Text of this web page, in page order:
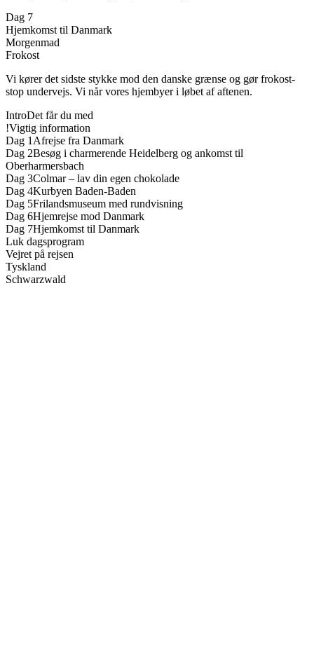
Dag 7
Hjemkomst til Danmark
Morgenmad
Frokost
Vi kører det sidste stykke mod den danske grænse og gør frokost-
stop undervejs. Vi når vores hjembyer i løbet af aftenen.
IntroDet får du med
!Vigtig information
Dag 1 Afrejse fra Danmark
Dag 2Besøg i charmerende Heidelberg og ankomst til
Oberharmersbach
Dag 3Colmar – lav din egen chokolade
Dag 4Kurbyen Baden-Baden
Dag 5Frilandsmuseum med rundvisning
Dag 6Hjemrejse mod Danmark
Dag 7Hjemkomst til Danmark
Luk dagsprogram
Vejret på rejsen
Tyskland
Schwarzwald